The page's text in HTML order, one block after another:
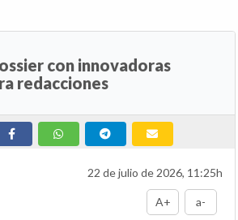
con innovadoras
redacciones
22 de julio de 2026, 11:25h
A+ a-